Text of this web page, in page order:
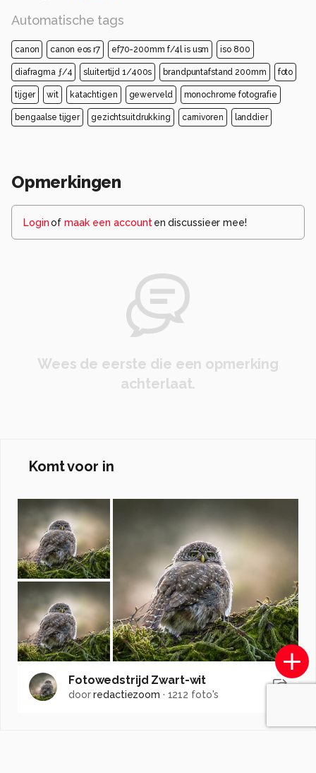
Automatische tags
canon canon eos r7 ef70-200mm f/4l is usm iso 800
diafragma ƒ/4 sluitertijd 1/400s brandpuntafstand 200mm foto
tijger wit katachtigen gewerveld monochrome fotografie
bengaalse tijger gezichtsuitdrukking carnivoren landdier
Opmerkingen
Loginof maak een account en discussieer mee!
Wees de eerste die een opmerking
achterlaat.
Komt voor in
Fotowedstrijd Zwart-wit
doorredactiezoom · 1212 foto's